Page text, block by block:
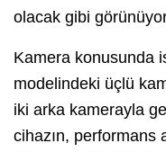
olacak gibi
Kamera konusunda
modelindeki üçlü
iki arka kamerayla
cihazın, performans